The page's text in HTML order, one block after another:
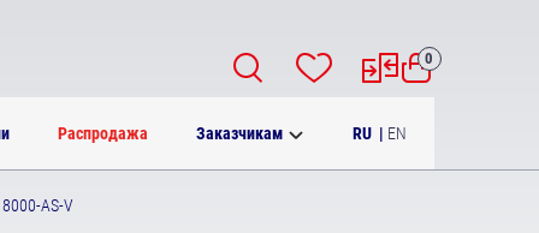
Распродажа Заказчикам RU | EN
0
AS-V